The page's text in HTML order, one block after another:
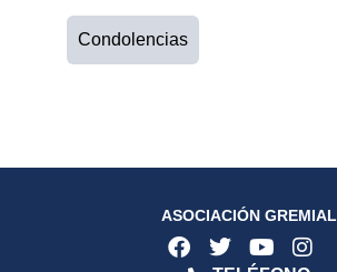
Condolencias
ASOCIACIÓN GREMIAL